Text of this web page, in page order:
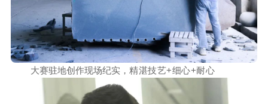
大赛驻地创作现场纪实，精湛技艺+细心+耐心